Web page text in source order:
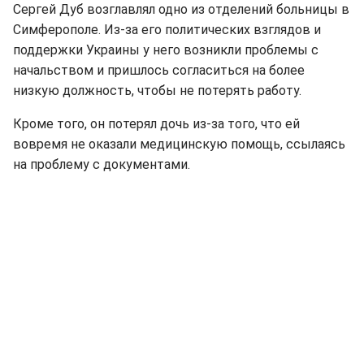
Сергей Дуб возглавлял одно из отделений больницы в
Симферополе. Из-за его политических взглядов и
поддержки Украины у него возникли проблемы с
начальством и пришлось согласиться на более
низкую должность, чтобы не потерять работу.
Кроме того, он потерял дочь из-за того, что ей
вовремя не оказали медицинскую помощь, ссылаясь
на проблему с документами.